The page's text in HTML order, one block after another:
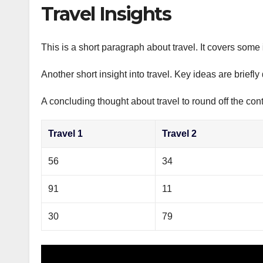
Travel Insights
This is a short paragraph about travel. It covers
Another short insight into travel. Key ideas are briefly
A concluding thought about travel to round off the
Travel 1 Travel 2
56 34
91 11
30 79